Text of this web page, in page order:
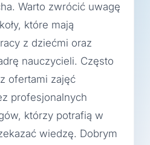
Warto zwrócić uwagę
które mają
z dziećmi oraz
nauczycieli. Często
ofertami zajęć
profesjonalnych
którzy potrafią w
wiedzę. Dobrym